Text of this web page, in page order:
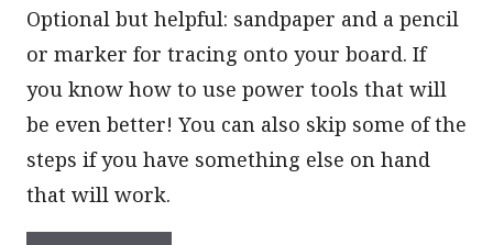
Optional but helpful: sandpaper and a pencil
or marker for tracing onto your board. If
you know how to use power tools that will
be even better! You can also skip some of the
steps if you have something else on hand
that will work.